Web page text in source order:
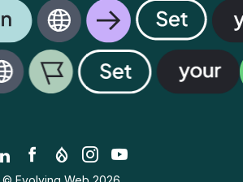
LinkedIn
Facebook
Drupal.org
Instagram
YouTube